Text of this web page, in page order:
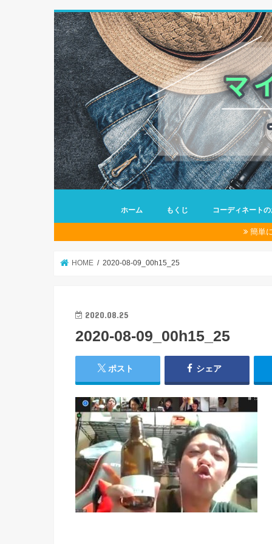
ホーム もくじ コーディネート
簡単
HOME 2020-08-09_00h15_25
2020.08.25
2020-08-09_00h15_25
ポスト シェア